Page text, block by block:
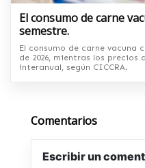
El consumo de carne
semestre.
El consumo de carne vacuna
de 2026, mientras los precios
interanual, según CICCRA.
Comentarios
Escribir un